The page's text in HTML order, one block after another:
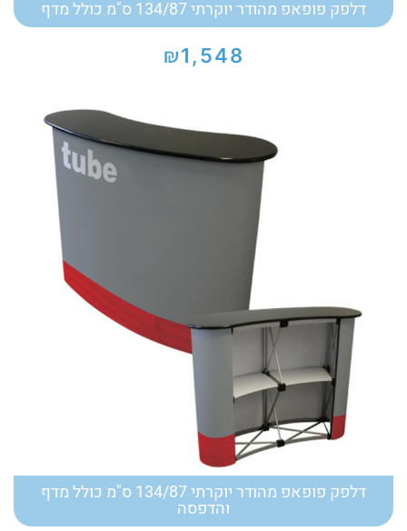
דלפק פופאפ מהודר יוקרתי 134/87 ס"מ כולל מדף
₪1,548
דלפק פופאפ מהודר יוקרתי 134/87 ס"מ כולל מדף
והדפסה